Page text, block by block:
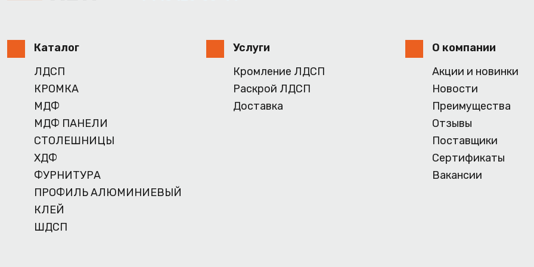
Каталог
ЛДСП
КРОМКА
МДФ
МДФ ПАНЕЛИ
СТОЛЕШНИЦЫ
ХДФ
ФУРНИТУРА
ПРОФИЛЬ АЛЮМИНИЕВЫЙ
КЛЕЙ
ШДСП
Услуги
Кромление ЛДСП
Раскрой ЛДСП
Доставка
О компании
Акции и новинки
Новости
Преимущества
Отзывы
Поставщики
Сертификаты
Вакансии